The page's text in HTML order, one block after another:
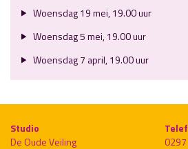
Woensdag 19 mei, 19.00 uur
Woensdag 5 mei, 19.00 uur
Woensdag 7 april, 19.00 uur
Studio
De Oude Veiling